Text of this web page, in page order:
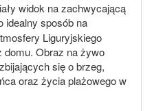
widok na zachwycającą
idealny sposób na
Liguryjskiego
Obraz na żywo
się o brzeg,
oraz życia plażowego w